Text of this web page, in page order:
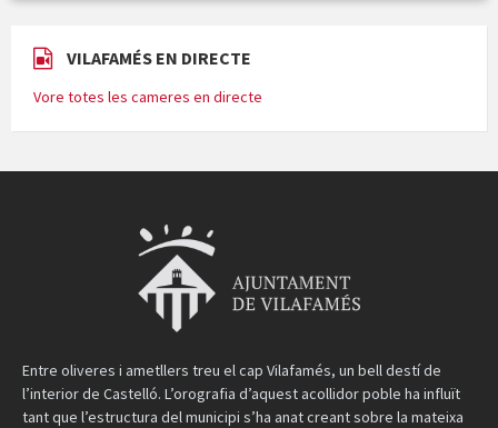
VILAFAMÉS EN DIRECTE
Vore totes les cameres en directe
Entre oliveres i ametllers treu el cap Vilafamés, un bell destí de
l’interior de Castelló. L’orografia d’aquest acollidor poble ha influït
tant que l’estructura del municipi s’ha anat creant sobre la mateixa